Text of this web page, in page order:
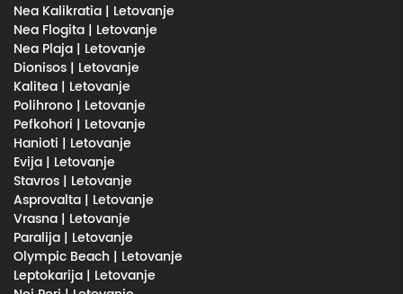
Nea Kalikratia | Letovanje
Nea Flogita | Letovanje
Nea Plaja | Letovanje
Dionisos | Letovanje
Kalitea | Letovanje
Polihrono | Letovanje
Pefkohori | Letovanje
Hanioti | Letovanje
Evija | Letovanje
Stavros | Letovanje
Asprovalta | Letovanje
Vrasna | Letovanje
Paralija | Letovanje
Olympic Beach | Letovanje
Leptokarija | Letovanje